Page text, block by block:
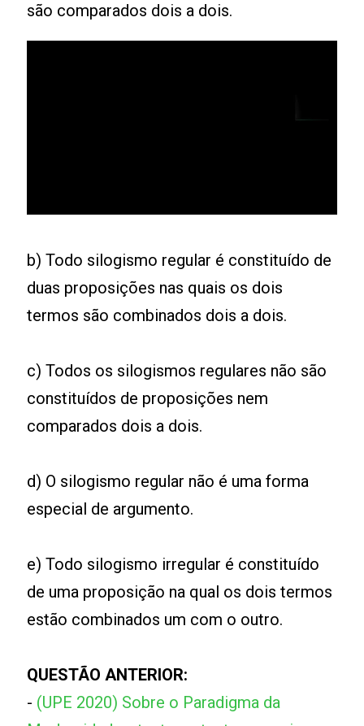
são comparados dois a dois.
b) Todo silogismo regular é constituído de
duas proposições nas quais os dois
termos são combinados dois a dois.
c) Todos os silogismos regulares não são
constituídos de proposições nem
comparados dois a dois.
d) O silogismo regular não é uma forma
especial de argumento.
e) Todo silogismo irregular é constituído
de uma proposição na qual os dois termos
estão combinados um com o outro.
QUESTÃO ANTERIOR:
- (UPE 2020) Sobre o Paradigma da